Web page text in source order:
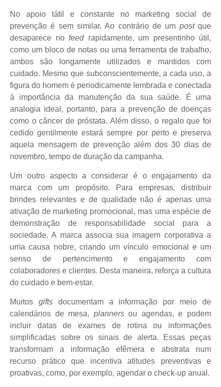
No apoio tátil e constante no marketing social de
prevenção é sem similar. Ao contrário de um postque
desaparece no feed rapidamente, um presentinho útil,
como um bloco de notas ou uma ferramenta de trabalho,
ambos são longamente utilizados e mantidos com
cuidado. Mesmo que subconscientemente, a cada uso, a
figura do homem é periodicamente lembrada e conectada
à importância da manutenção da sua saúde. É uma
analogia ideal, portanto, para a prevenção de doenças
como o câncer de próstata. Além disso, o regalo que foi
cedido gentilmente estará sempre por perto e preserva
aquela mensagem de prevenção além dos 30 dias de
novembro, tempo de duração da campanha.
Um outro aspecto a considerar é o engajamento da
marca com um propósito. Para empresas, distribuir
brindes relevantes e de qualidade não é apenas uma
ativação de marketing promocional, mas uma espécie de
demonstração de responsabilidade social para a
sociedade. A marca associa sua imagem corporativa a
uma causa nobre, criando um vínculo emocional e um
senso de pertencimento e engajamento com
colaboradores e clientes. Desta maneira, reforça a cultura
do cuidado e bem-estar.
Muitos gifts documentam a informação por meio de
calendários de mesa, plannersou agendas, e podem
incluir datas de exames de rotina ou informações
simplificadas sobre os sinais de alerta. Essas peças
transformam a informação efêmera e abstrata num
recurso prático que incentiva atitudes preventivas e
proativas, como, por exemplo, agendar o check-up anual.